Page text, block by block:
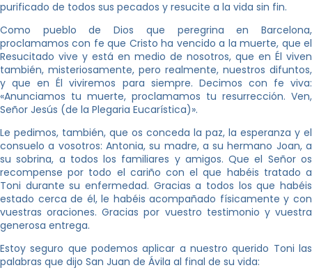
purificado de todos sus pecados y resucite a la vida sin fin.
Como pueblo de Dios que peregrina en Barcelona,
proclamamos con fe que Cristo ha vencido a la muerte, que el
Resucitado vive y está en medio de nosotros, que en Él viven
también, misteriosamente, pero realmente, nuestros difuntos,
y que en Él viviremos para siempre. Decimos con fe viva:
«Anunciamos tu muerte, proclamamos tu resurrección. Ven,
Señor Jesús (de la Plegaria Eucarística)».
Le pedimos, también, que os conceda la paz, la esperanza y el
consuelo a vosotros: Antonia, su madre, a su hermano Joan, a
su sobrina, a todos los familiares y amigos. Que el Señor os
recompense por todo el cariño con el que habéis tratado a
Toni durante su enfermedad. Gracias a todos los que habéis
estado cerca de él, le habéis acompañado físicamente y con
vuestras oraciones. Gracias por vuestro testimonio y vuestra
generosa entrega.
Estoy seguro que podemos aplicar a nuestro querido Toni las
palabras que dijo San Juan de Ávila al final de su vida: